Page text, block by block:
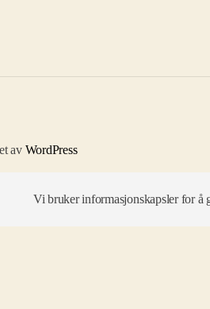
av WordPress
Vi bruker informasjonskapsler for å